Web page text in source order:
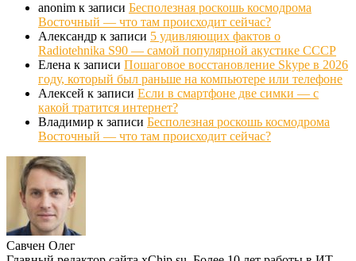
anonim к записи Бесполезная роскошь космодрома
Восточный — что там происходит сейчас?
Александр к записи 5 удивляющих фактов о
Radiotehnika S90 — самой популярной акустике СССР
Елена к записи Пошаговое восстановление Skype в 2026
году, который был раньше на компьютере или телефоне
Алексей к записи Если в смартфоне две симки — с
какой тратится интернет?
Владимир к записи Бесполезная роскошь космодрома
Восточный — что там происходит сейчас?
Савчен Олег